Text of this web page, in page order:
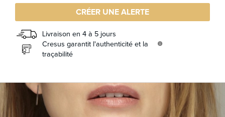
CRÉER UNE ALERTE
Livraison en 4 à 5 jours
Cresus garantit l'authenticité et la
traçabilité
info